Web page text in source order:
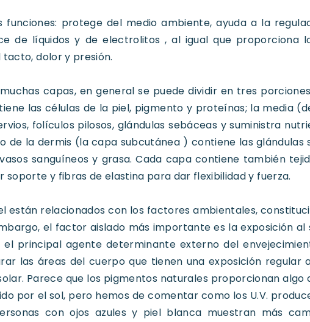
funciones: protege del medio ambiente, ayuda a la
de líquidos y de electrolitos , al igual que proporciona
dolor y presión.
capas, en general se puede dividir en tres
las células de la piel, pigmento y proteínas; la media
folículos pilosos, glándulas sebáceas y suministra
de la dermis (la capa subcutánea ) contiene las glándulas
sanguíneos y grasa. Cada capa contiene también
soporte y fibras de elastina para dar flexibilidad y fuerza.
están relacionados con los factores ambientales,
el factor aislado más importante es la exposición
el principal agente determinante externo del
las áreas del cuerpo que tienen una exposición regular
Parece que los pigmentos naturales proporcionan
por el sol, pero hemos de comentar como los U.V.
con ojos azules y piel blanca muestran más